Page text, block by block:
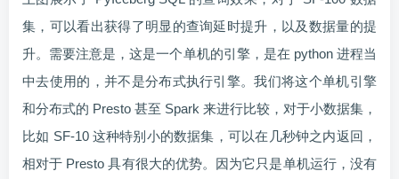
集，可以看出获得了明显的查询延时提升，以及数据量的提
升。需要注意是，这是一个单机的引擎，是在 python 进程当
中去使用的，并不是分布式执行引擎。我们将这个单机引擎
和分布式的 Presto 甚至 Spark 来进行比较，对于小数据集，
比如 SF-10 这种特别小的数据集，可以在几秒钟之内返回，
相对于 Presto 具有很大的优势。因为它只是单机运行，没有